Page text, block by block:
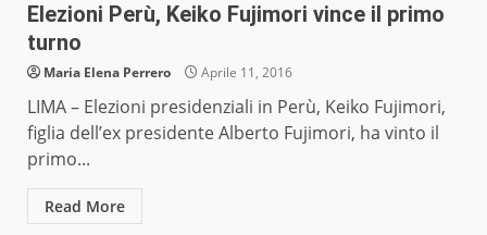
Elezioni Perù, Keiko Fujimori vince il primo
turno
Maria Elena Perrero Aprile 11, 2016
LIMA – Elezioni presidenziali in Perù, Keiko Fujimori,
figlia dell’ex presidente Alberto Fujimori, ha vinto il
primo...
Read More